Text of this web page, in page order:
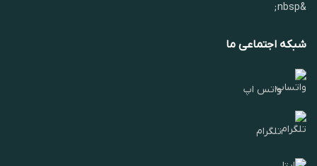
&nbsp;
شبکه اجتماعی ما
واتس اپ
تلگرام